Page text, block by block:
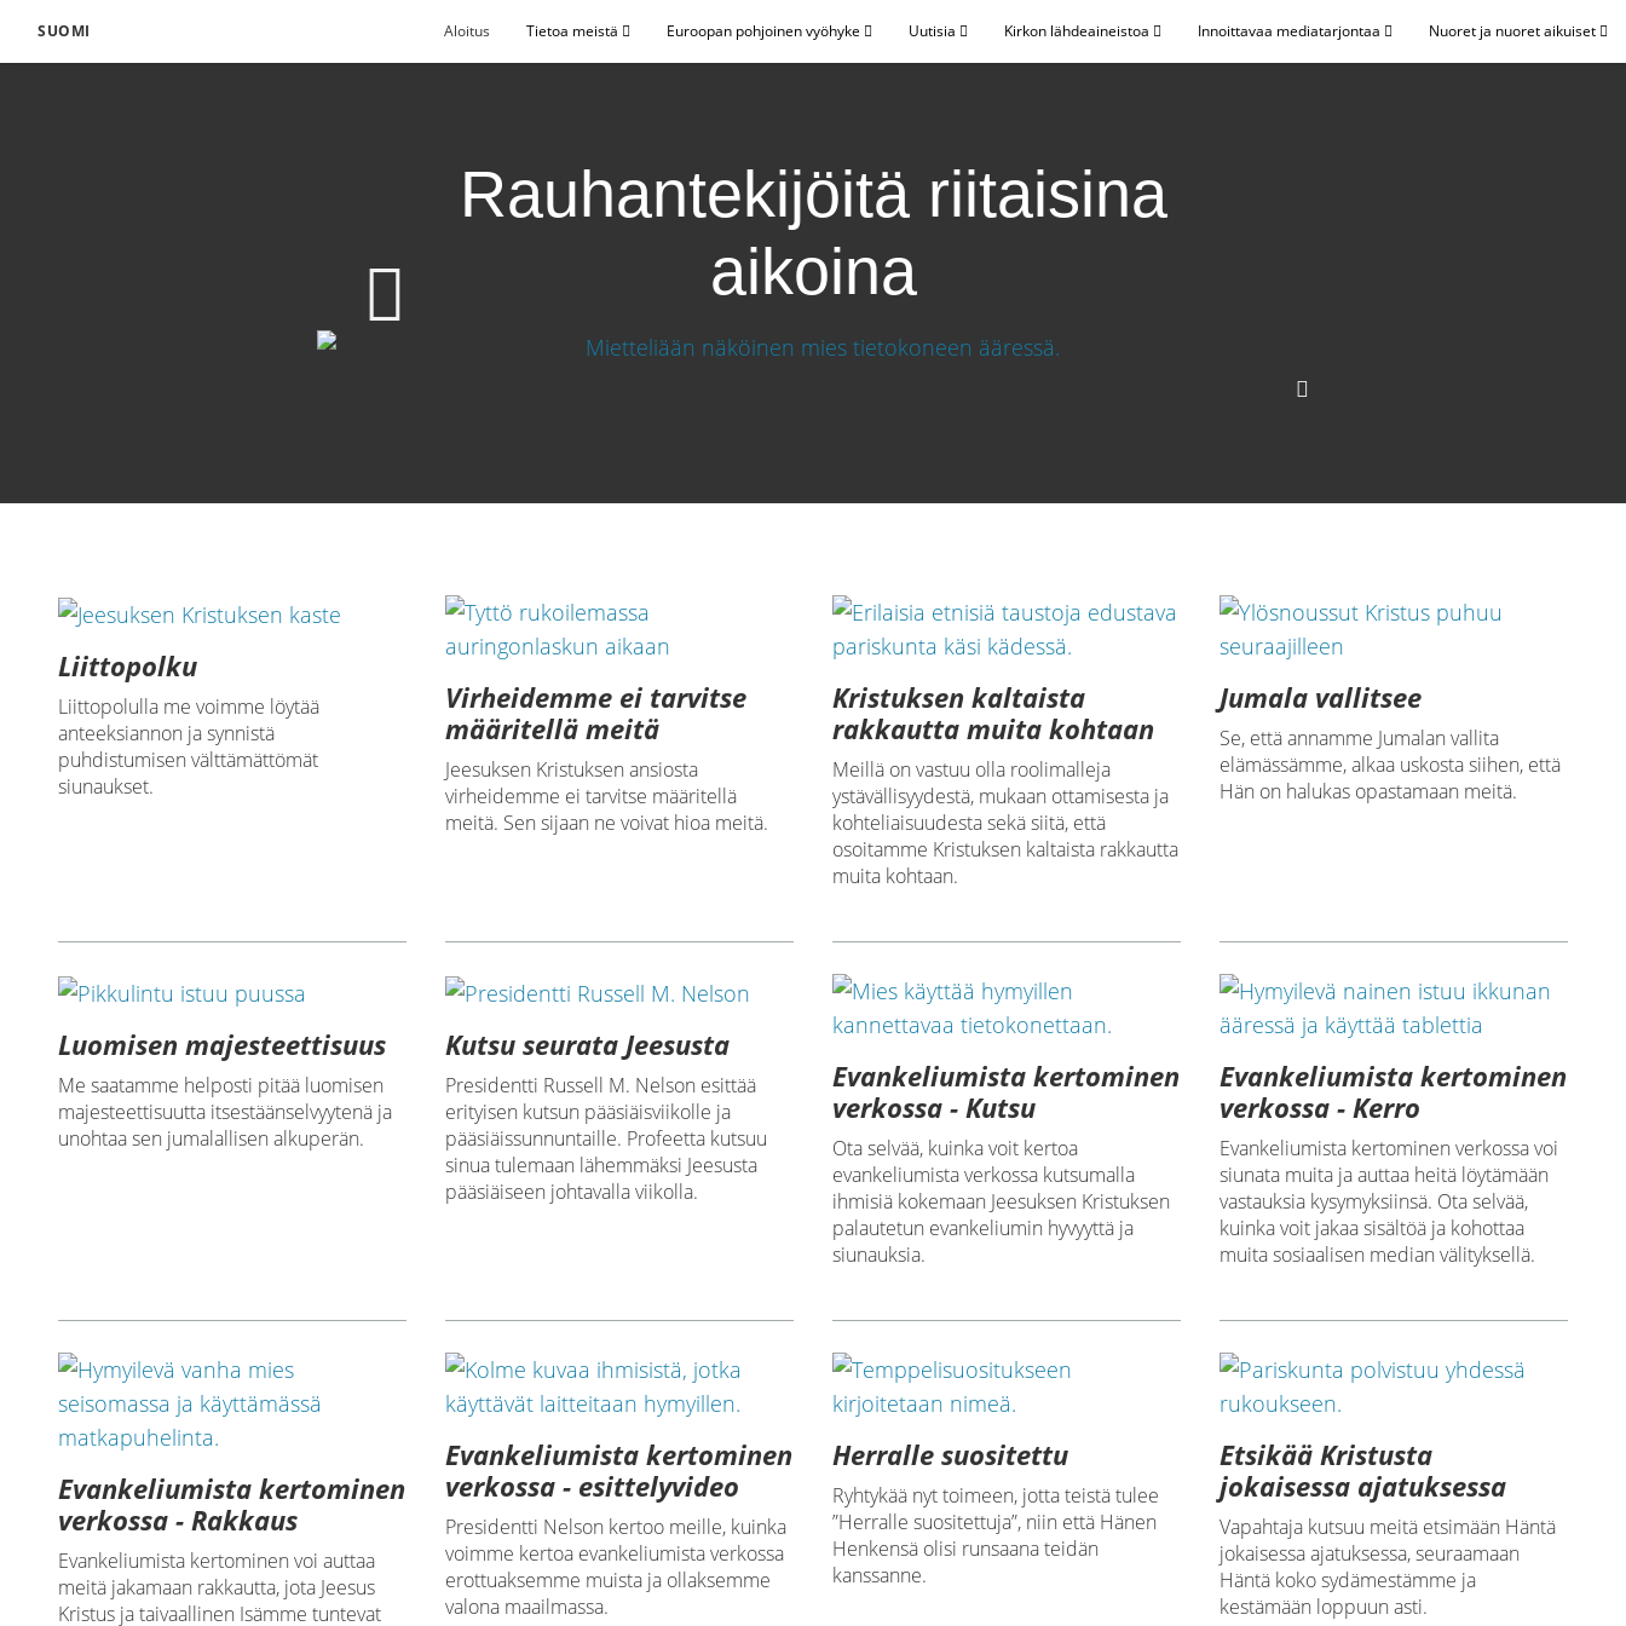
SUOMI Aloitus Tietoa meistä Euroopan pohjoinen vyöhyke Uutisia Kirkon lähdeaineistoa Innoittavaa mediatarjontaa Nuoret ja nuoret aikuiset
Rauhantekijöitä riitaisina
aikoina
Liittopolku
Liittopolulla me voimme löytää
anteeksiannon ja synnistä
puhdistumisen välttämättömät
siunaukset.
Virheidemme ei tarvitse
määritellä meitä
Jeesuksen Kristuksen ansiosta
virheidemme ei tarvitse määritellä
meitä. Sen sijaan ne voivat hioa meitä.
Kristuksen kaltaista
rakkautta muita kohtaan
Meillä on vastuu olla roolimalleja
ystävällisyydestä, mukaan ottamisesta ja
kohteliaisuudesta sekä siitä, että
osoitamme Kristuksen kaltaista rakkautta
muita kohtaan.
Jumala vallitsee
Se, että annamme Jumalan vallita
elämässämme, alkaa uskosta siihen, että
Hän on halukas opastamaan meitä.
Luomisen majesteettisuus
Me saatamme helposti pitää luomisen
majesteettisuutta itsestäänselvyytenä ja
unohtaa sen jumalallisen alkuperän.
Kutsu seurata Jeesusta
Presidentti Russell M. Nelson esittää
erityisen kutsun pääsiäisviikolle ja
pääsiäissunnuntaille. Profeetta kutsuu
sinua tulemaan lähemmäksi Jeesusta
pääsiäiseen johtavalla viikolla.
Evankeliumista kertominen
verkossa - Kutsu
Ota selvää, kuinka voit kertoa
evankeliumista verkossa kutsumalla
ihmisiä kokemaan Jeesuksen Kristuksen
palautetun evankeliumin hyvyyttä ja
siunauksia.
Evankeliumista kertominen
verkossa - Kerro
Evankeliumista kertominen verkossa voi
siunata muita ja auttaa heitä löytämään
vastauksia kysymyksiinsä. Ota selvää,
kuinka voit jakaa sisältöä ja kohottaa
muita sosiaalisen median välityksellä.
Evankeliumista kertominen
verkossa - Rakkaus
Evankeliumista kertominen voi auttaa
meitä jakamaan rakkautta, jota Jeesus
Kristus ja taivaallinen Isämme tuntevat
Evankeliumista kertominen
verkossa - esittelyvideo
Presidentti Nelson kertoo meille, kuinka
voimme kertoa evankeliumista verkossa
erottuaksemme muista ja ollaksemme
valona maailmassa.
Herralle suositettu
Ryhtykää nyt toimeen, jotta teistä tulee
”Herralle suositettuja”, niin että Hänen
Henkensä olisi runsaana teidän
kanssanne.
Etsikää Kristusta
jokaisessa ajatuksessa
Vapahtaja kutsuu meitä etsimään Häntä
jokaisessa ajatuksessa, seuraamaan
Häntä koko sydämestämme ja
kestämään loppuun asti.